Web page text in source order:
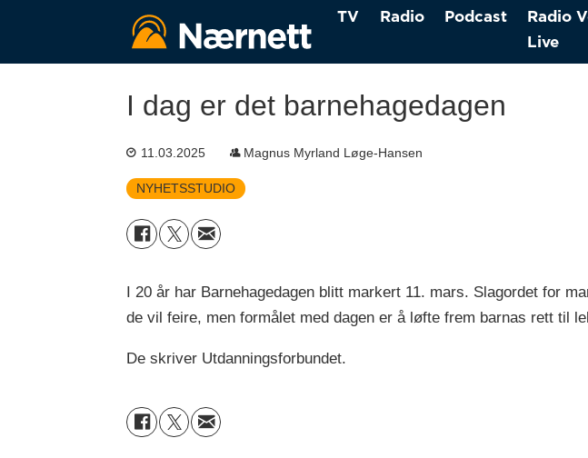
TV Radio Podcast
Radio
Live
I dag er det barnehagedagen
11.03.2025 Magnus Myrland Løge-Hansen
NYHETSSTUDIO
I 20 år har Barnehagedagen blitt markert 11. mars. Slagordet for
de vil feire, men formålet med dagen er å løfte frem barnas rett til
De skriver Utdanningsforbundet.